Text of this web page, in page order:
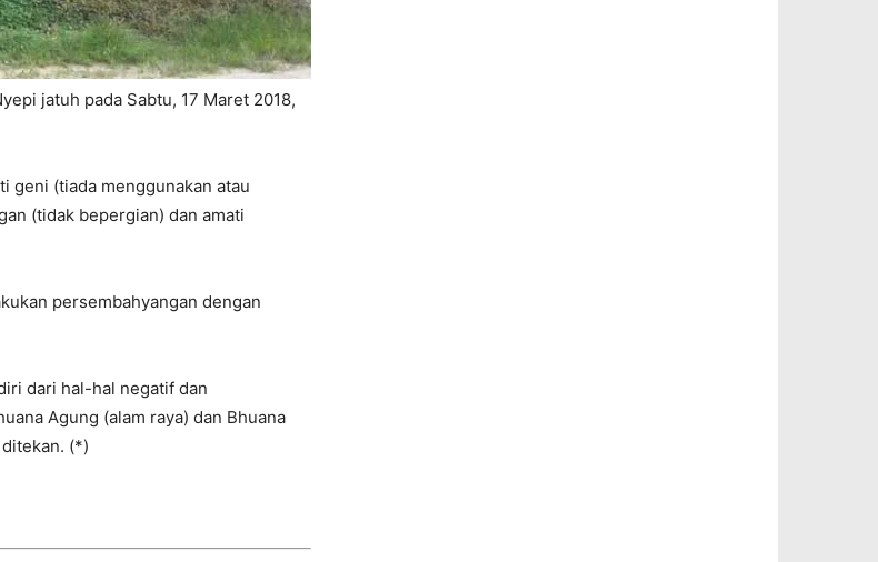
jatuh pada Sabtu, 17 Maret 2018,
geni (tiada menggunakan atau
(tidak bepergian) dan amati
persembahyangan dengan
dari hal-hal negatif dan
Agung (alam raya) dan Bhuana
(*)